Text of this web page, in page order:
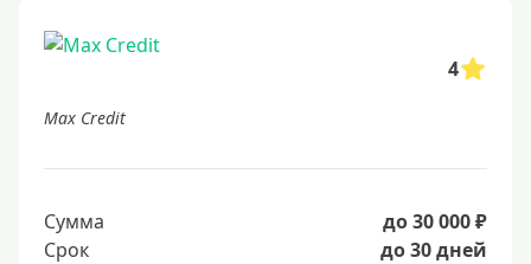
4
Max Credit
Сумма
до 30 000 ₽
Срок
до 30 дней